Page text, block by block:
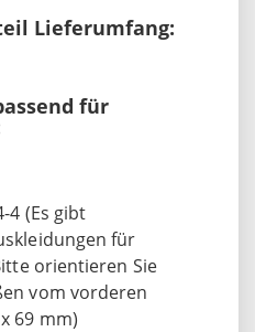
Lieferumfang:
für
4 (Es gibt
für
orientieren Sie
vom vorderen
69 mm)